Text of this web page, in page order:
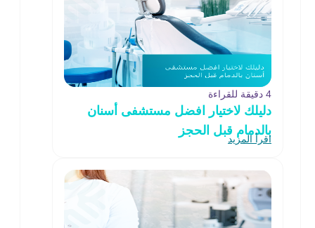
4 دقيقة للقراءة
دليلك لاختيار افضل مستشفى أسنان
بالدمام قبل الحجز
اقرأ المزيد